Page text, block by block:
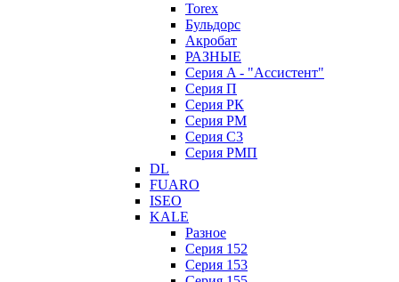
Torex
Бульдорс
Акробат
РАЗНЫЕ
Серия A - "Ассистент"
Серия П
Серия РК
Серия РМ
Серия С3
Серия РМП
DL
FUARO
ISEO
KALE
Разное
Серия 152
Серия 153